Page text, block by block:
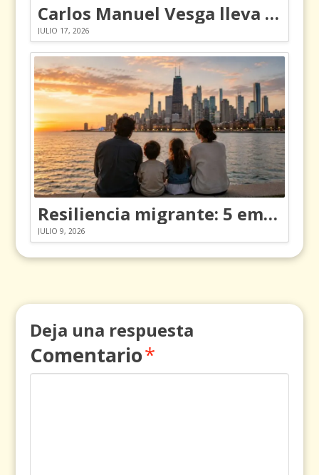
Carlos Manuel Vesga lleva el nombre de Colombia a los Emmy
JULIO 17, 2026
Resiliencia migrante: 5 emociones y cómo gestionarlas
JULIO 9, 2026
Deja una respuesta
Comentario*